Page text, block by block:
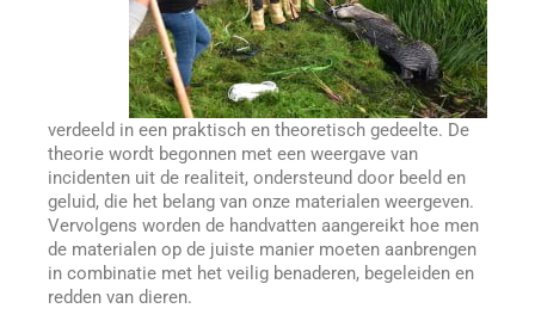
verdeeld in een praktisch en theoretisch gedeelte. De
theorie wordt begonnen met een weergave van
incidenten uit de realiteit, ondersteund door beeld en
geluid, die het belang van onze materialen weergeven.
Vervolgens worden de handvatten aangereikt hoe men
de materialen op de juiste manier moeten aanbrengen
in combinatie met het veilig benaderen, begeleiden en
redden van dieren.